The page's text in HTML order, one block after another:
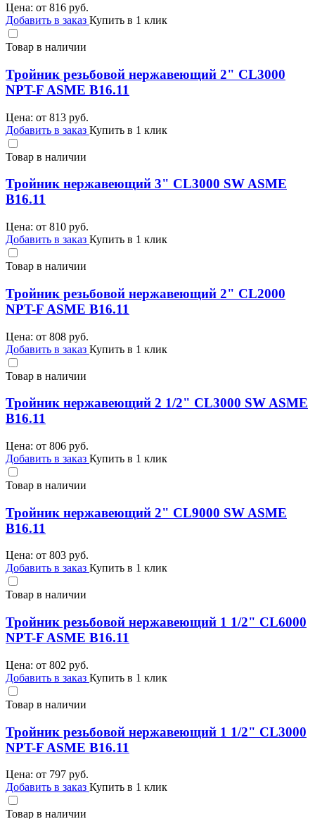
Цена: от 816 руб.
Добавить в заказ Купить в 1 клик
Товар в наличии
Тройник резьбовой нержавеющий 2" CL3000
NPT-F ASME B16.11
Цена: от 813 руб.
Добавить в заказ Купить в 1 клик
Товар в наличии
Тройник нержавеющий 3" CL3000 SW ASME
B16.11
Цена: от 810 руб.
Добавить в заказ Купить в 1 клик
Товар в наличии
Тройник резьбовой нержавеющий 2" CL2000
NPT-F ASME B16.11
Цена: от 808 руб.
Добавить в заказ Купить в 1 клик
Товар в наличии
Тройник нержавеющий 2 1/2" CL3000 SW ASME
B16.11
Цена: от 806 руб.
Добавить в заказ Купить в 1 клик
Товар в наличии
Тройник нержавеющий 2" CL9000 SW ASME
B16.11
Цена: от 803 руб.
Добавить в заказ Купить в 1 клик
Товар в наличии
Тройник резьбовой нержавеющий 1 1/2" CL6000
NPT-F ASME B16.11
Цена: от 802 руб.
Добавить в заказ Купить в 1 клик
Товар в наличии
Тройник резьбовой нержавеющий 1 1/2" CL3000
NPT-F ASME B16.11
Цена: от 797 руб.
Добавить в заказ Купить в 1 клик
Товар в наличии